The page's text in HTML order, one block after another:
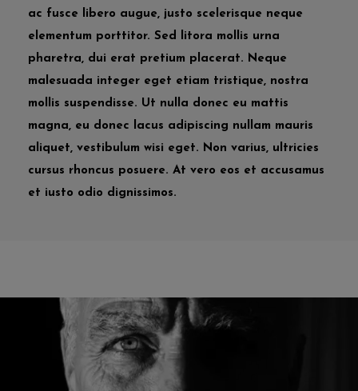
ac fusce libero augue, justo scelerisque neque
elementum porttitor. Sed litora mollis urna
pharetra, dui erat pretium placerat. Neque
malesuada integer eget etiam tristique, nostra
mollis suspendisse. Ut nulla donec eu mattis
magna, eu donec lacus adipiscing nullam mauris
aliquet, vestibulum wisi eget. Non varius, ultricies
cursus rhoncus posuere. At vero eos et accusamus
et iusto odio dignissimos.